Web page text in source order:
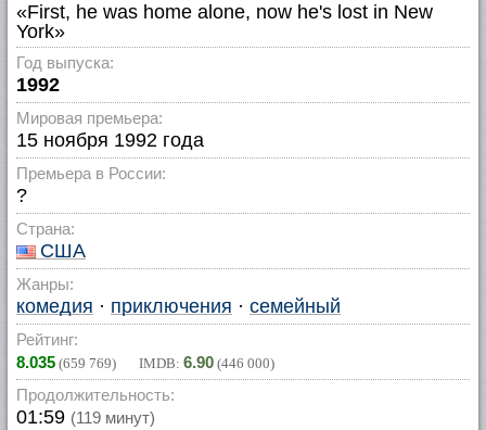
«First, he was home alone, now he's lost in New
York»
Год выпуска:
1992
Мировая премьера:
15 ноября 1992 года
Премьера в России:
?
Страна:
США
Жанры:
комедия · приключения · семейный
Рейтинг:
8.035 (659 769) IMDB: 6.90 (446 000)
Продолжительность:
01:59 (119 минут)